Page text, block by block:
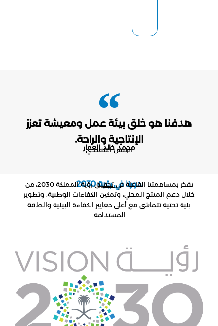
هدفنا هو خلق بيئة عمل ومعيشة تعزز
الإنتاجية والراحة.
محمد خالد العمار
الرئيس التنفيذي
دورنا في رؤية 2030
نفخر بمساهمتنا الفاعلة في تحقيق رؤية المملكة 2030، من
خلال دعم المنتج المحلي، وتمكين الكفاءات الوطنية، وتطوير
بنية تحتية تتماشى مع أعلى معايير الكفاءة البيئية والطاقة
المستدامة.